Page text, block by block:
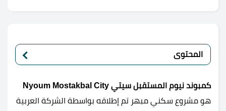
المحتوى
كمبوند نيوم المستقبل سيتي Nyoum Mostakbal City
هو مشروع سكني مبهر تم إطلاقه بواسطة الشركة العربية